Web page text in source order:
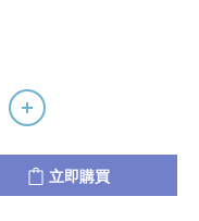
立即購買